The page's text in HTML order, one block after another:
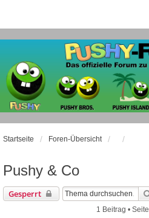
Startseite Foren-Übersicht
Pushy & Co
Gesperrt
1 Beitrag • Seite